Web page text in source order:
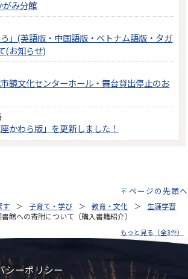
がみ分館
ろ」(英語版・中国語版・ベトナム語版・タガ
(お知らせ)
市鏡文化センターホール・舞台貸出停止のお
かわら版」を更新しました！
ページの先頭へ
す 子育て・学び 教育・文化
生涯学習
書館への寄附について（購入書籍紹介）
もっと見る（全3件）
シーポリシー